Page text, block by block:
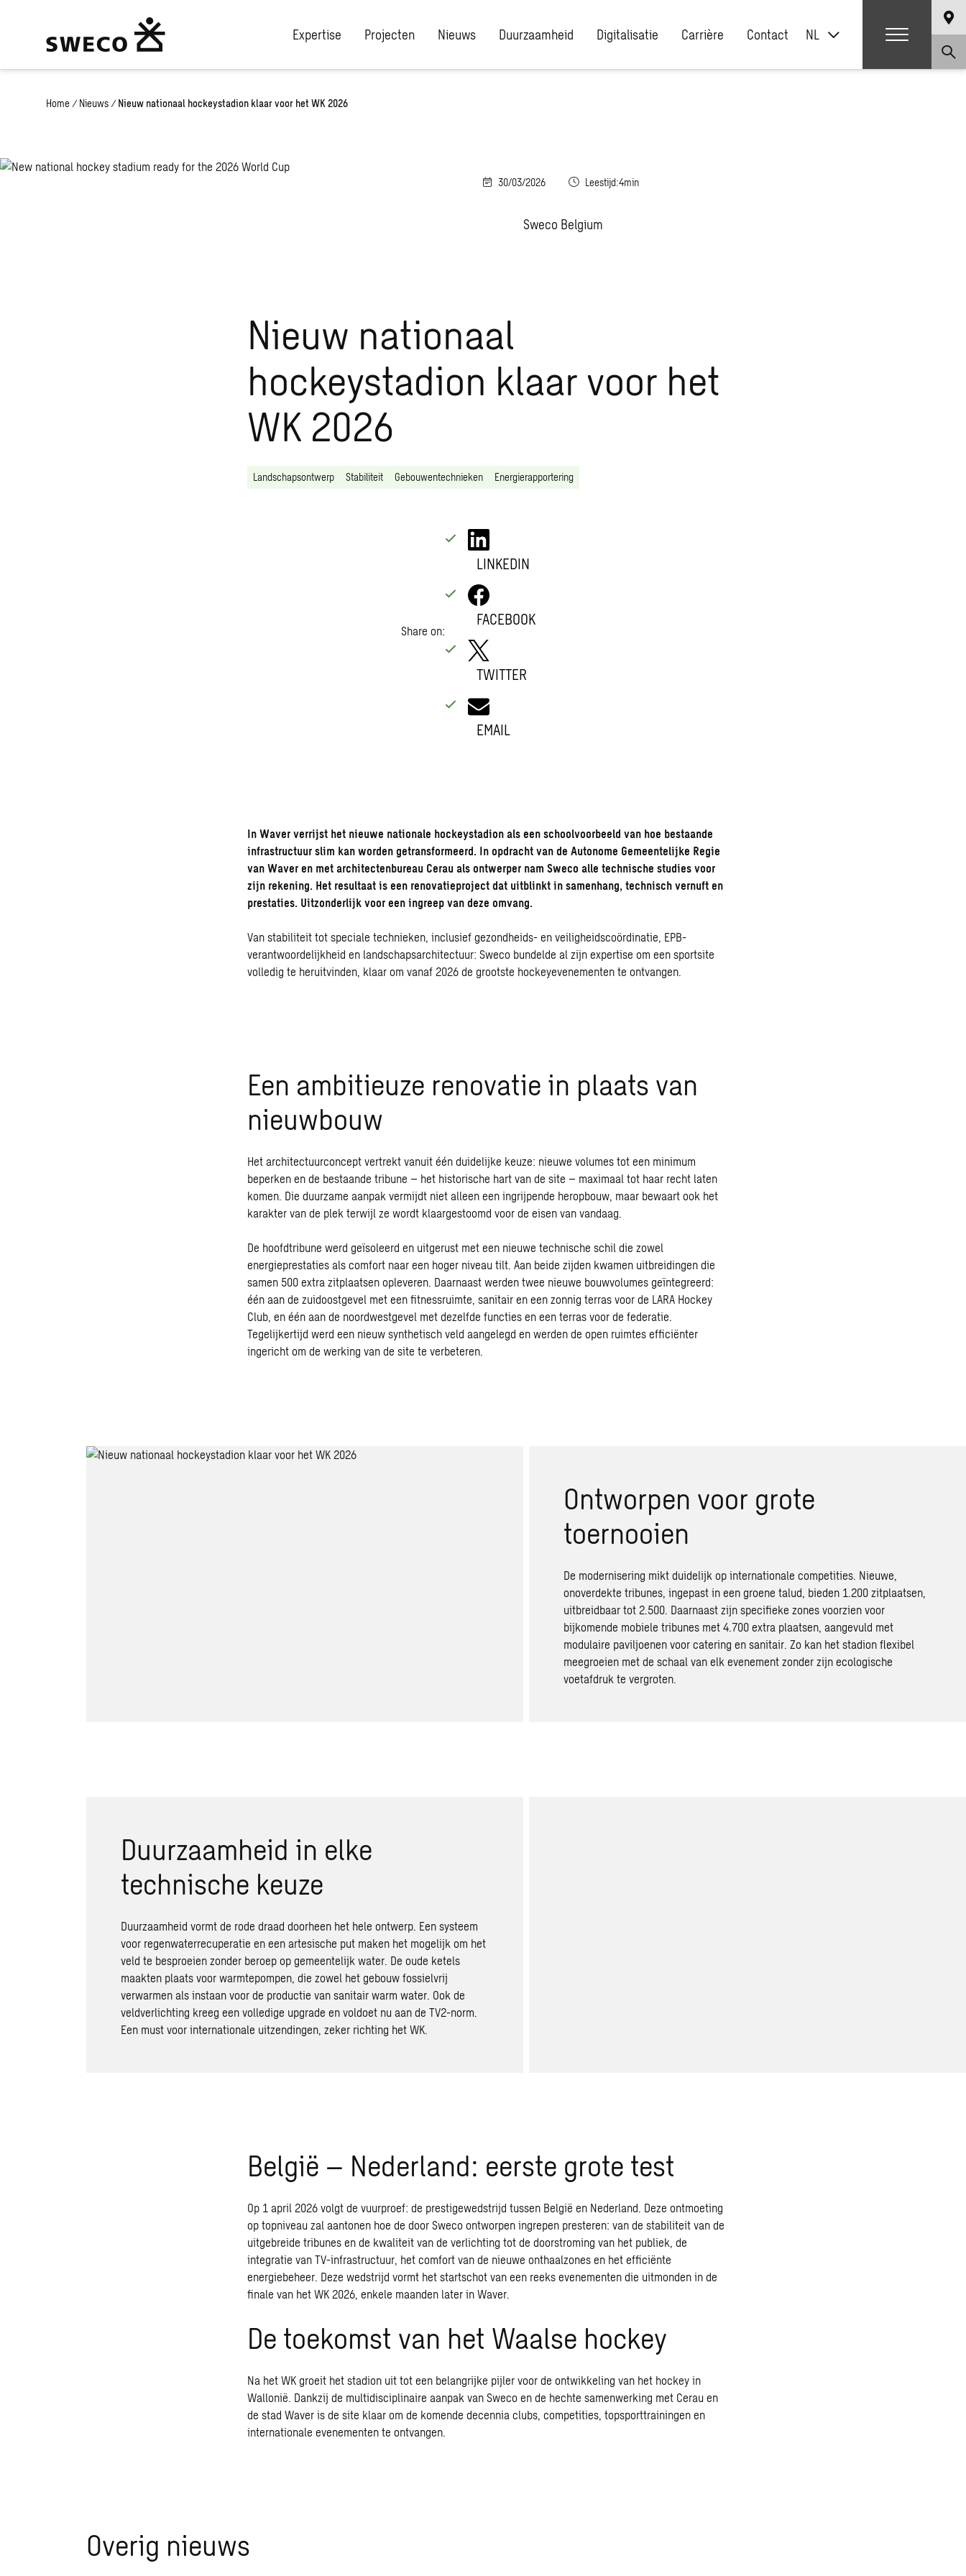
Expertise Projecten Nieuws Duurzaamheid Digitalisatie Carrière Contact NL
Home / Nieuws / Nieuw nationaal hockeystadion klaar voor het WK 2026
30/03/2026 Leestijd:4min
Sweco Belgium
Nieuw nationaal
hockeystadion klaar voor het
WK 2026
Landschapsontwerp Stabiliteit Gebouwentechnieken Energierapportering
Share on:
LINKEDIN
FACEBOOK
TWITTER
EMAIL
In Waver verrijst het nieuwe nationale hockeystadion als een schoolvoorbeeld van hoe bestaande
infrastructuur slim kan worden getransformeerd. In opdracht van de Autonome Gemeentelijke Regie
van Waver en met architectenbureau Cerau als ontwerper nam Sweco alle technische studies voor
zijn rekening. Het resultaat is een renovatieproject dat uitblinkt in samenhang, technisch vernuft en
prestaties. Uitzonderlijk voor een ingreep van deze omvang.
Van stabiliteit tot speciale technieken, inclusief gezondheids- en veiligheidscoördinatie, EPB-
verantwoordelijkheid en landschapsarchitectuur: Sweco bundelde al zijn expertise om een sportsite
volledig te heruitvinden, klaar om vanaf 2026 de grootste hockeyevenementen te ontvangen.
Een ambitieuze renovatie in plaats van
nieuwbouw
Het architectuurconcept vertrekt vanuit één duidelijke keuze: nieuwe volumes tot een minimum
beperken en de bestaande tribune – het historische hart van de site – maximaal tot haar recht laten
komen. Die duurzame aanpak vermijdt niet alleen een ingrijpende heropbouw, maar bewaart ook het
karakter van de plek terwijl ze wordt klaargestoomd voor de eisen van vandaag.
De hoofdtribune werd geïsoleerd en uitgerust met een nieuwe technische schil die zowel
energieprestaties als comfort naar een hoger niveau tilt. Aan beide zijden kwamen uitbreidingen die
samen 500 extra zitplaatsen opleveren. Daarnaast werden twee nieuwe bouwvolumes geïntegreerd:
één aan de zuidoostgevel met een fitnessruimte, sanitair en een zonnig terras voor de LARA Hockey
Club, en één aan de noordwestgevel met dezelfde functies en een terras voor de federatie.
Tegelijkertijd werd een nieuw synthetisch veld aangelegd en werden de open ruimtes efficiënter
ingericht om de werking van de site te verbeteren.
Ontworpen voor grote
toernooien
De modernisering mikt duidelijk op internationale competities. Nieuwe,
onoverdekte tribunes, ingepast in een groene talud, bieden 1.200 zitplaatsen,
uitbreidbaar tot 2.500. Daarnaast zijn specifieke zones voorzien voor
bijkomende mobiele tribunes met 4.700 extra plaatsen, aangevuld met
modulaire paviljoenen voor catering en sanitair. Zo kan het stadion flexibel
meegroeien met de schaal van elk evenement zonder zijn ecologische
voetafdruk te vergroten.
Duurzaamheid in elke
technische keuze
Duurzaamheid vormt de rode draad doorheen het hele ontwerp. Een systeem
voor regenwaterrecuperatie en een artesische put maken het mogelijk om het
veld te besproeien zonder beroep op gemeentelijk water. De oude ketels
maakten plaats voor warmtepompen, die zowel het gebouw fossielvrij
verwarmen als instaan voor de productie van sanitair warm water. Ook de
veldverlichting kreeg een volledige upgrade en voldoet nu aan de TV2-norm.
Een must voor internationale uitzendingen, zeker richting het WK.
België – Nederland: eerste grote test
Op 1 april 2026 volgt de vuurproef: de prestigewedstrijd tussen België en Nederland. Deze ontmoeting
op topniveau zal aantonen hoe de door Sweco ontworpen ingrepen presteren: van de stabiliteit van de
uitgebreide tribunes en de kwaliteit van de verlichting tot de doorstroming van het publiek, de
integratie van TV-infrastructuur, het comfort van de nieuwe onthaalzones en het efficiënte
energiebeheer. Deze wedstrijd vormt het startschot van een reeks evenementen die uitmonden in de
finale van het WK 2026, enkele maanden later in Waver.
De toekomst van het Waalse hockey
Na het WK groeit het stadion uit tot een belangrijke pijler voor de ontwikkeling van het hockey in
Wallonië. Dankzij de multidisciplinaire aanpak van Sweco en de hechte samenwerking met Cerau en
de stad Waver is de site klaar om de komende decennia clubs, competities, topsporttrainingen en
internationale evenementen te ontvangen.
Overig nieuws